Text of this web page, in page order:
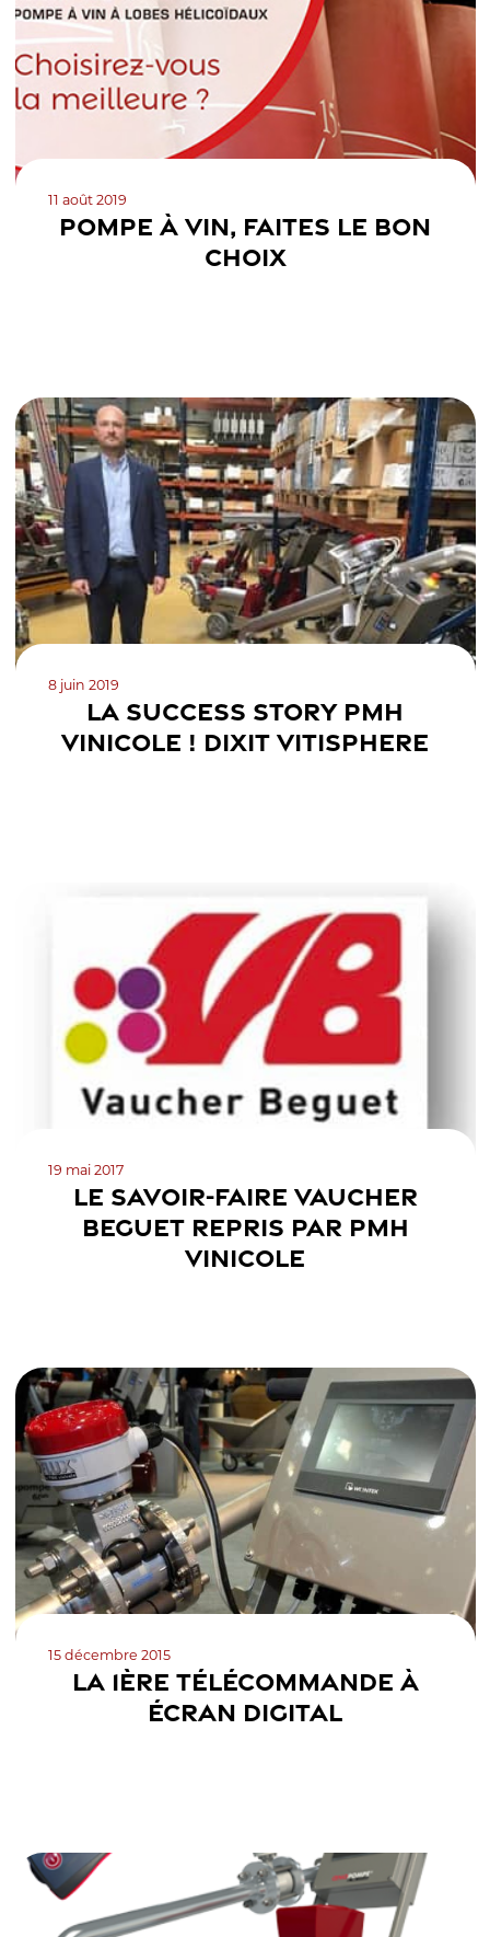
11 août 2019
POMPE À VIN, FAITES LE BON
CHOIX
8 juin 2019
LA SUCCESS STORY PMH
VINICOLE ! DIXIT VITISPHERE
19 mai 2017
LE SAVOIR-FAIRE VAUCHER
BEGUET REPRIS PAR PMH
VINICOLE
15 décembre 2015
LA 1ÈRE TÉLÉCOMMANDE À
ÉCRAN DIGITAL